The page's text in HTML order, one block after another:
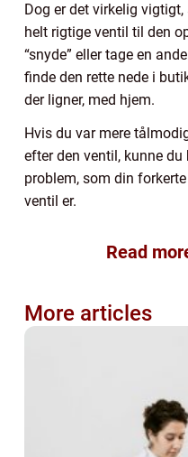
Dog er det virkelig
helt rigtige ventil til den
“snyde” eller tage en
finde den rette nede i
der ligner, med hjem.
Hvis du var mere
efter den ventil, kunne
problem, som din
ventil er.
Read
More articles